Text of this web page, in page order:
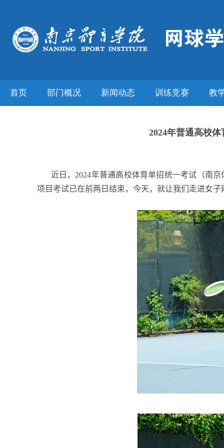
首页 部门概况 新闻动态 训练竞赛 教
2024年普通高校
近日， 2024年普通高校体育单招统一考试（南
项目考试已在前两日结束，今天，就让我们走进女